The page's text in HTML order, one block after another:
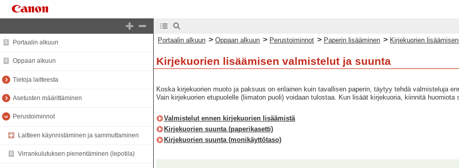
Portaalin alkuun
Oppaan alkuun
Tietoja laitteesta
Asetusten määrittäminen
Perustoiminnot
Laitteen käynnistäminen ja sammuttaminen
Virrankulutuksen pienentäminen (lepotila)
Portaalin alkuun > Oppaan alkuun > Perustoiminnot > Paperin lisääminen > Kirjekuorien
Kirjekuorien lisäämisen valmistelut ja suunta
Koska kirjekuorien muoto ja paksuus on erilainen kuin tavallisen paperin, täytyy tehdä valmisteluja
Vain kirjekuorien etupuolelle (liimaton puoli) voidaan tulostaa. Kun lisäät kirjekuoria, kiinnitä
Valmistelut ennen kirjekuorien lisäämistä
Kirjekuorien suunta (paperikasetti)
Kirjekuorien suunta (monikäyttötaso)